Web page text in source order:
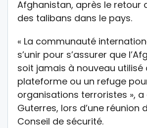
Afghanistan, après le retour
des talibans dans le pays.
« La communauté
s’unir pour s’assurer que
soit jamais à nouveau utilisé
plateforme ou un refuge
organisations terroristes », a
Guterres, lors d’une réunion
Conseil de sécurité.